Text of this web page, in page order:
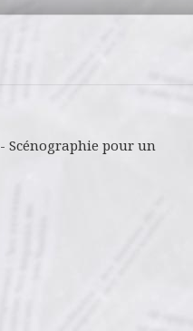
-Scénographie pour un